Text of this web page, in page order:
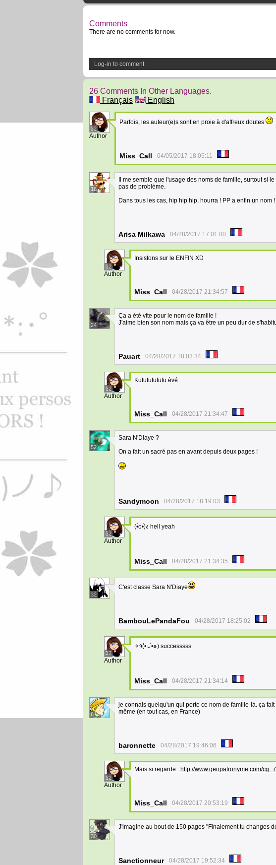
Comments
There are no comments for now.
Log-in to comment
26 Comments In Other Languages.
Français
English
32
Author
Parfois, les auteur(e)s sont en proie à d'affreux doutes
Miss_Call 04/05/2017 18:05:11
18
Il me semble que l'usage des noms de famille, surtout si
pas de problème.
Dans tous les cas, hip hip hip, hourra ! PP a enfin un nom !
Arisa Milkawa 04/28/2017 17:01:00
32
Author
Insistons sur le ENFIN XD
Miss_Call 04/28/2017 21:34:57
24
Ça a été vite pour le nom de famille !
J'aime bien son nom mais ça va être un peu dur de
Pauart 04/28/2017 18:03:34
32
Author
Kufufufufufu èvé
Miss_Call 04/28/2017 21:34:47
52
Sara N'Diaye ?
On a fait un sacré pas en avant depuis deux pages !
Sandymoon 04/28/2017 18:19:03
32
Author
(•̀o•́)ง hell yeah
Miss_Call 04/28/2017 21:34:35
32
C'est classe Sara N'Diaye
BambouLePandaFou 04/28/2017 18:25:02
32
Author
✧٩(•́⌄•́๑) successsss
Miss_Call 04/28/2017 21:34:14
6
je connais quelqu'un qui porte ce nom de famille-là. ça
même (en tout cas, en France)
baronnette 04/28/2017 19:46:06
32
Author
Mais si regarde : http://www.geopatronyme.com/
Miss_Call 04/28/2017 20:53:19
30
J'imagine au bout de 150 pages "Finalement tu changes
Sanctionneur 04/28/2017 19:52:34